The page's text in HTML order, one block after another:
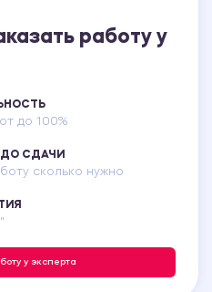
работу у
до 100%
СДАЧИ
сколько нужно
у эксперта